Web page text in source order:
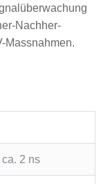
Nachher-
Massnahmen.
ca. 2 ns